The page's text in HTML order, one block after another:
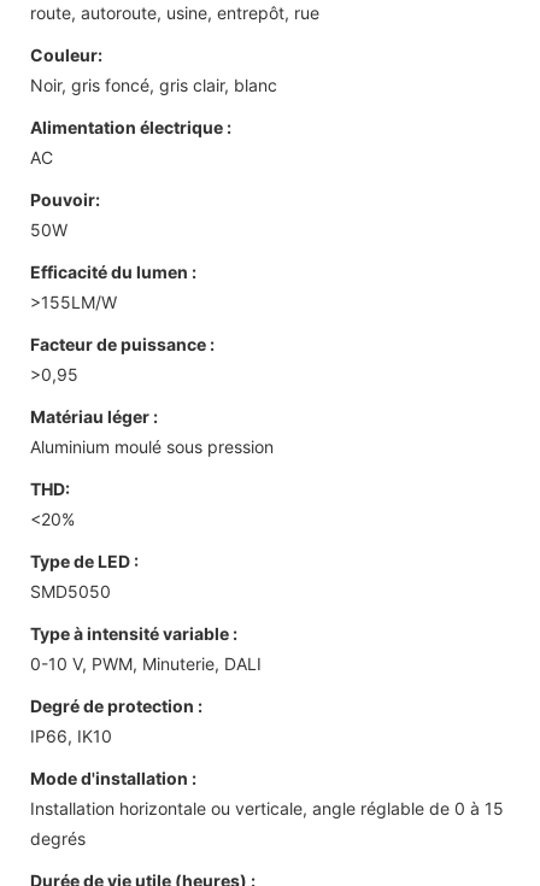
route, autoroute, usine, entrepôt, rue
Couleur:
Noir, gris foncé, gris clair, blanc
Alimentation électrique :
AC
Pouvoir:
50W
Efficacité du lumen :
>155LM/W
Facteur de puissance :
>0,95
Matériau léger :
Aluminium moulé sous pression
THD:
<20%
Type de LED :
SMD5050
Type à intensité variable :
0-10 V, PWM, Minuterie, DALI
Degré de protection :
IP66, IK10
Mode d'installation :
Installation horizontale ou verticale, angle réglable de 0 à 15
degrés
Durée de vie utile (heures) :